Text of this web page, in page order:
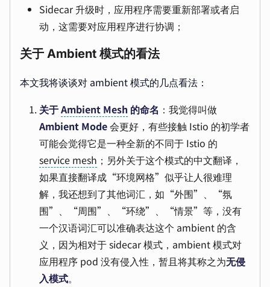
Sidecar 升级时，应用程序需要重新部署或者启
动，这需要对应用程序进行协调；
关于 Ambient 模式的看法
本文我将谈谈对 ambient 模式的几点看法：
关于Ambient Mesh 的命名 ：我觉得叫做
Ambient Mode会更好，有些接触 Istio 的初学者
可能会觉得它是一种全新的不同于 Istio 的
service mesh ；另外关于这个模式的中文翻译，
如果直接翻译成“环境网格”似乎让人很难理
解，我还想到了其他词汇，如“外围”、“氛
围”、“周围”、“环绕”、“情景”等，没有
一个汉语词汇可以准确表达这个 ambient 的含
义，因为相对于 sidecar 模式，ambient 模式对
应用程序 pod 没有侵入性，暂且将其称之为无侵
入模式。